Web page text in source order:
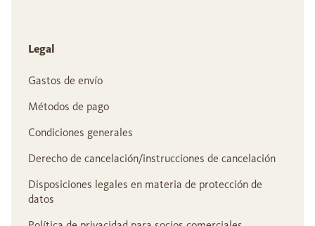
Legal
Gastos de envío
Métodos de pago
Condiciones generales
Derecho de cancelación/instrucciones de cancelación
Disposiciones legales en materia de protección de
datos